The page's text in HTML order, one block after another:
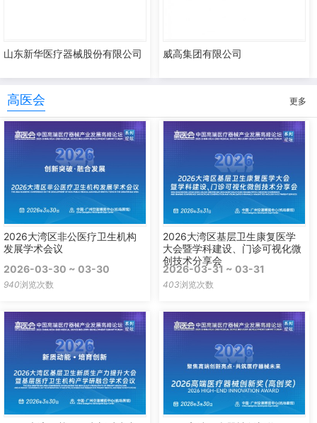
山东新华医疗器械股份有限公司 威高集团有限公司
高医会 更多
2026大湾区非公医疗卫生机构
发展学术会议
2026-03-30 ~ 03-30
940浏览次数
2026大湾区基层卫生康复医学
大会暨学科建设、门诊可视化微
创技术分享会
2026-03-31 ~ 03-31
403浏览次数